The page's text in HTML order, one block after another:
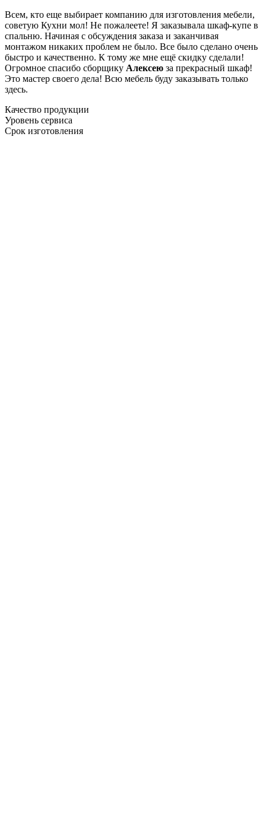
Всем, кто еще выбирает компанию для изготовления мебели,
советую Кухни мол! Не пожалеете! Я заказывала шкаф-купе в
спальню. Начиная с обсуждения заказа и заканчивая
монтажом никаких проблем не было. Все было сделано очень
быстро и качественно. К тому же мне ещё скидку сделали!
Огромное спасибо сборщику Алексею за прекрасный шкаф!
Это мастер своего дела! Всю мебель буду заказывать только
здесь.
Качество продукции
Уровень сервиса
Срок изготовления